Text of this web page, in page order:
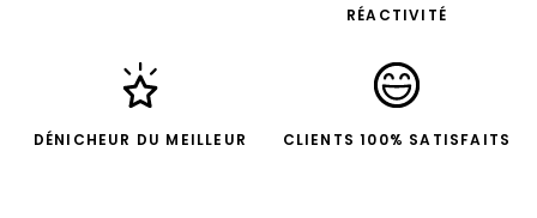
RÉACTIVITÉ
DÉNICHEUR DU MEILLEUR CLIENTS 100% SATISFAITS